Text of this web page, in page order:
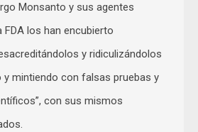
Monsanto y sus agentes
FDA los han encubierto
y ridiculizándolos
mintiendo con falsas pruebas y
con sus mismos